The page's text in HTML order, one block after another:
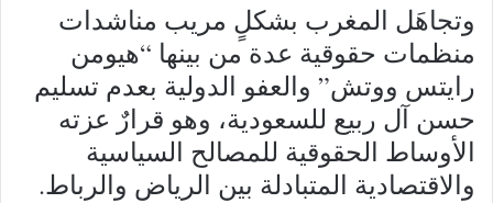
وتجاهَل المغرب بشكلٍ مريب مناشدات
منظمات حقوقية عدة من بينها “هيومن
رايتس ووتش” والعفو الدولية بعدم تسليم
حسن آل ربيع للسعودية، وهو قرارٌ عزته
الأوساط الحقوقية للمصالح السياسية
والاقتصادية المتبادلة بين الرياض والرباط.